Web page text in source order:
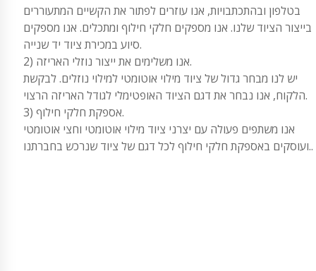
בטלפון ובהתכתבויות, אנו עוזרים לפתור את הקשיים המתעוררים
בייצור הציוד שלנו. אנו מספקים חלקי חילוף ומתכלים. אנו מספקים
סיוע במכירת ציוד יד שנייה.
2) אנו משלימים את ייצור נוזלי האריזה.
יש לנו מבחר גדול של ציוד מילוי אוטומטי למילוי נוזלים. לבקשת
הלקוח, אנו נבחר את דגם הציוד האופטימלי לגודל האריזה הרצוי.
3) אספקת חלקי חילוף.
אנו משתפים פעולה עם יצרני ציוד מילוי אוטומטי וחצי אוטומטי
ועוסקים באספקת חלקי חילוף לכל דגם של ציוד שנרכש בחברתנו..